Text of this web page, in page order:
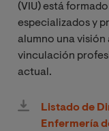
(VIU) está
especializados y
alumno una visión
vinculación
actual.
Listado de
Enfermería